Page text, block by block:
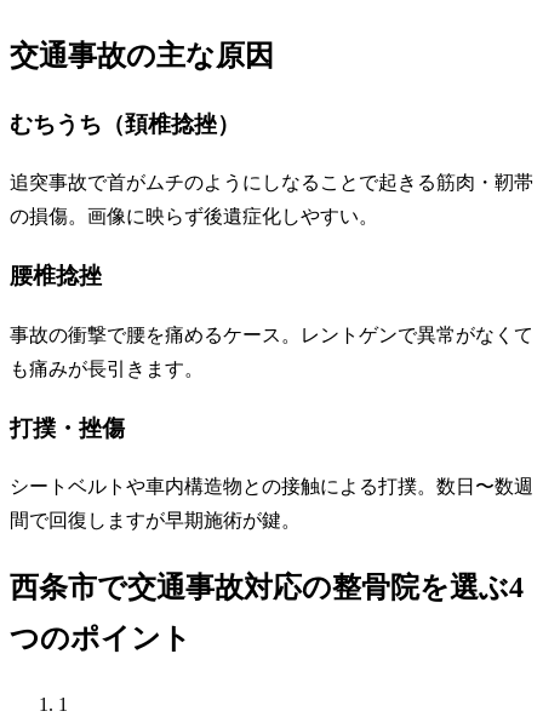
交通事故の主な原因
むちうち（頚椎捻挫）
追突事故で首がムチのようにしなることで起きる筋肉・靭帯
の損傷。画像に映らず後遺症化しやすい。
腰椎捻挫
事故の衝撃で腰を痛めるケース。レントゲンで異常がなくて
も痛みが長引きます。
打撲・挫傷
シートベルトや車内構造物との接触による打撲。数日〜数週
間で回復しますが早期施術が鍵。
西条市で交通事故対応の整骨院を選ぶ4
つのポイント
1